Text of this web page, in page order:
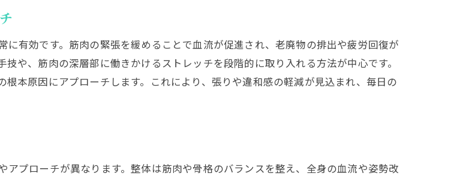
因を整体視点で解説
体からみる片足だけ張る理由を考察
張りの左右差が起こる原因とケア法
に有効な足つぼ活用法とは
ックで片足の状態を見極めるコツ
に役立つ足つぼ活用術
有効です。筋肉の緊張を緩めることで血流が促進され、老廃物の排出や疲労回復が
や、筋肉の深層部に働きかけるストレッチを段階的に取り入れる方法が中心です。
本原因にアプローチします。これにより、張りや違和感の軽減が見込まれ、毎日の
プローチが異なります。整体は筋肉や骨格のバランスを整え、全身の血流や姿勢改